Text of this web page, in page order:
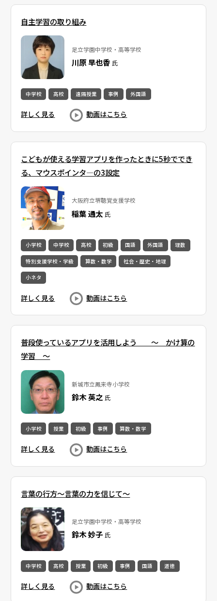
自主学習の取り組み
足立学園中学校・高等学校
川原 早也香氏
中学校 高校 遠隔授業 事例 外国語
詳しく見る 動画はこちら
こどもが使える学習アプリを作ったときに5秒ででき
る、マウスポインタ―の3設定
大阪府立堺聴覚支援学校
稲葉 通太 氏
小学校 中学校 高校 初級 国語 外国語 理数
特別支援学校・学級 算数・数学 社会・歴史・地理
小ネタ
詳しく見る 動画はこちら
普段使っているアプリを活用しよう ～ かけ算の
学習 ～
新城市立鳳来寺小学校
鈴木 英之 氏
小学校 授業 初級 事例 算数・数学
詳しく見る 動画はこちら
言葉の行方～言葉の力を信じて～
足立学園中学校・高等学校
鈴木 妙子氏
中学校 高校 授業 初級 事例 国語 道徳
詳しく見る 動画はこちら